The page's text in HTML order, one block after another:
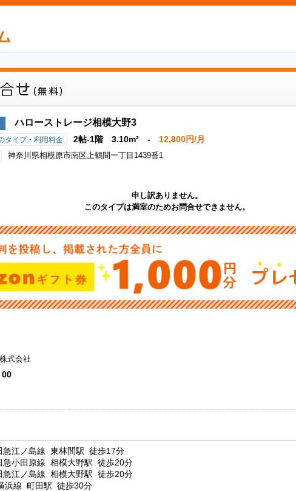
ハローストレージ相模大野3
タイプ・利用料金 2帖-1階 3.10m² - 12,800円/月
神奈川県相模原市南区上鶴間一丁目1439番1
申し訳ありません。
このタイプは満室のためお問合せできません。
式会社
00
急江ノ島線 東林間駅 徒歩17分
急小田原線 相模大野駅 徒歩20分
急江ノ島線 相模大野駅 徒歩20分
浜線 町田駅 徒歩30分